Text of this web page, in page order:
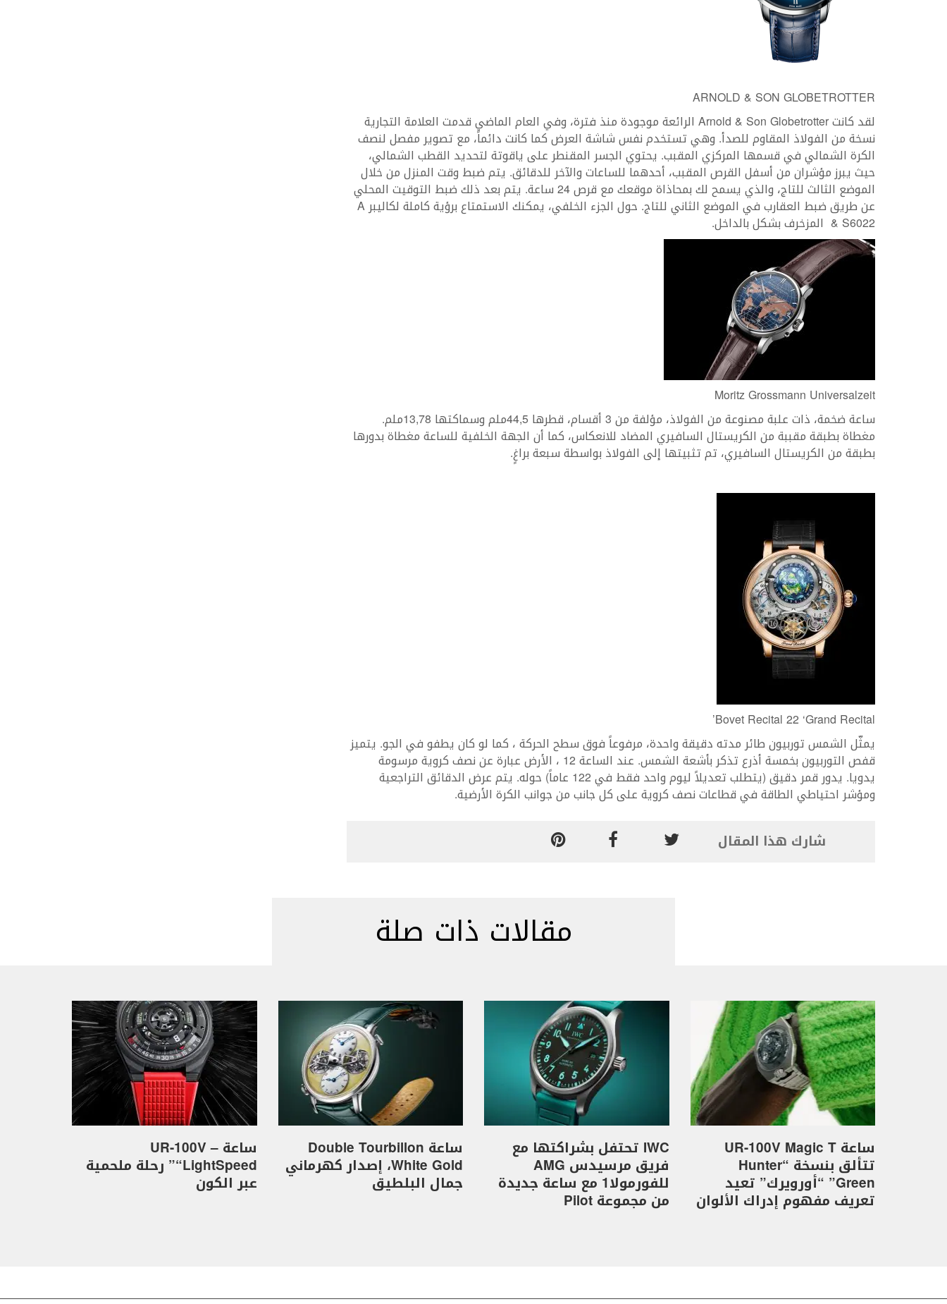
ARNOLD & SON GLOBETROTTER
لقد كانت Arnold & Son Globetrotter الرائعة موجودة منذ فترة، وفي العام الماضي قدمت العلامة التجارية
نسخة من الفولاذ المقاوم للصدأ. وهي تستخدم نفس شاشة العرض كما كانت دائماً، مع تصوير مفصل لنصف
الكرة الشمالي في قسمها المركزي المقبب. يحتوي الجسر المقنطر على ياقوتة لتحديد القطب الشمالي،
حيث يبرز مؤشران من أسفل القرص المقبب، أحدهما للساعات والآخر للدقائق. يتم ضبط وقت المنزل من خلال
الموضع الثالث للتاج، والذي يسمح لك بمحاذاة موقعك مع قرص 24 ساعة. يتم بعد ذلك ضبط التوقيت المحلي
عن طريق ضبط العقارب في الموضع الثاني للتاج. حول الجزء الخلفي، يمكنك الاستمتاع برؤية كاملة لكاليبر A
& S6022 المزخرف بشكل بالداخل.
Moritz Grossmann Universalzeit
ساعة ضخمة، ذات علبة مصنوعة من الفولاذ، مؤلفة من 3 أقسام، قطرها 44,5ملم وسماكتها 13,78ملم.
مغطاة بطبقة مقببة من الكريستال السافيري المضاد للانعكاس، كما أن الجهة الخلفية للساعة مغطاة بدورها
بطبقة من الكريستال السافيري، تم تثبيتها إلى الفولاذ بواسطة سبعة براغٍ.
Bovet Recital 22 ‘Grand Recital’
يمثّل الشمس توربيون طائر مدته دقيقة واحدة، مرفوعاً فوق سطح الحركة ، كما لو كان يطفو في الجو. يتميز
قفص التوربيون بخمسة أذرع تذكر بأشعة الشمس. عند الساعة 12 ، الأرض عبارة عن نصف كروية مرسومة
يدويا. يدور قمر دقيق (يتطلب تعديلاً ليوم واحد فقط في 122 عاماً) حوله. يتم عرض الدقائق التراجعية
ومؤشر احتياطي الطاقة في قطاعات نصف كروية على كل جانب من جوانب الكرة الأرضية.
شارك هذا المقال
مقالات ذات صلة
ساعة UR-100V Magic T
تتألق بنسخة “Hunter
Green” “أورويرك” تعيد
تعريف مفهوم إدراك الألوان
IWC تحتفل بشراكتها مع
فريق مرسيدس AMG
للفورمولا1 مع ساعة جديدة
من مجموعة Pilot
ساعة Double Tourbillon
White Gold، إصدار كهرماني
جمال البلطيق
ساعة UR-100V –
“LightSpeed” رحلة ملحمية
عبر الكون